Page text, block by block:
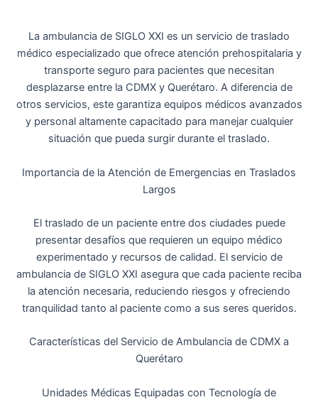
La ambulancia de SIGLO XXI es un servicio de traslado
médico especializado que ofrece atención prehospitalaria y
transporte seguro para pacientes que necesitan
desplazarse entre la CDMX y Querétaro. A diferencia de
otros servicios, este garantiza equipos médicos avanzados
y personal altamente capacitado para manejar cualquier
situación que pueda surgir durante el traslado.
Importancia de la Atención de Emergencias en Traslados
Largos
El traslado de un paciente entre dos ciudades puede
presentar desafíos que requieren un equipo médico
experimentado y recursos de calidad. El servicio de
ambulancia de SIGLO XXI asegura que cada paciente reciba
la atención necesaria, reduciendo riesgos y ofreciendo
tranquilidad tanto al paciente como a sus seres queridos.
Características del Servicio de Ambulancia de CDMX a
Querétaro
Unidades Médicas Equipadas con Tecnología de